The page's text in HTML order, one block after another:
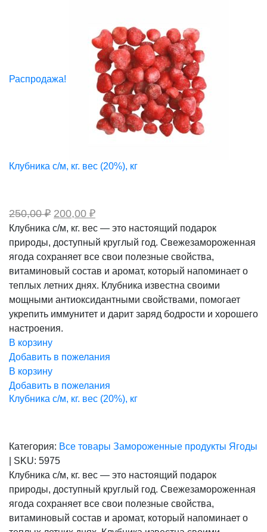
Распродажа!
Клубника с/м, кг. вес (20%), кг
250,00₽ Первоначальная
цена
составляла
250,00 ₽.
200,00 ₽Текущая
200,00 ₽.
Клубника с/м, кг. вес — это настоящий подарок
природы, доступный круглый год. Свежезамороженная
ягода сохраняет все свои полезные свойства,
витаминовый состав и аромат, который напоминает о
теплых летних днях. Клубника известна своими
мощными антиоксидантными свойствами, помогает
укрепить иммунитет и дарит заряд бодрости и хорошего
настроения.
В корзину
Добавить в пожелания
В корзину
Добавить в пожелания
Клубника с/м, кг. вес (20%), кг
Категория: Все товары Замороженные продукты Ягоды
SKU: 5975
Клубника с/м, кг. вес — это настоящий подарок
природы, доступный круглый год. Свежезамороженная
ягода сохраняет все свои полезные свойства,
витаминовый состав и аромат, который напоминает о